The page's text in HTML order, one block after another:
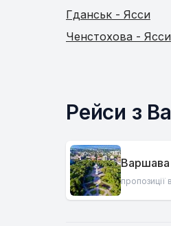
Гданськ - Ясси
Ченстохова - Ясси
Рейси з
Варшава
пропозиції